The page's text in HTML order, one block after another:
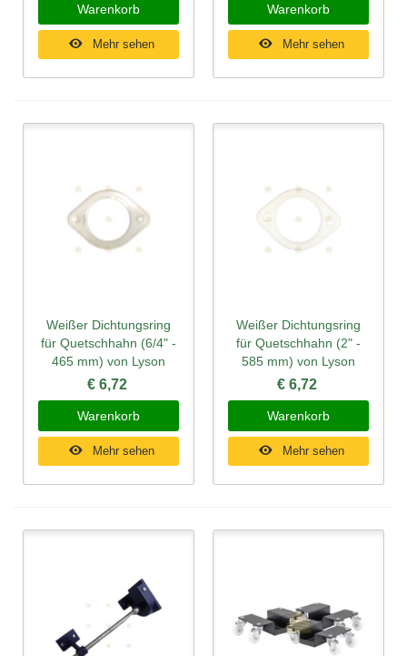
Warenkorb
Mehr sehen
Warenkorb
Mehr sehen
Weißer Dichtungsring
für Quetschhahn (6/4" -
465 mm) von Lyson
€ 6,72
Warenkorb
Mehr sehen
Weißer Dichtungsring
für Quetschhahn (2" -
585 mm) von Lyson
€ 6,72
Warenkorb
Mehr sehen